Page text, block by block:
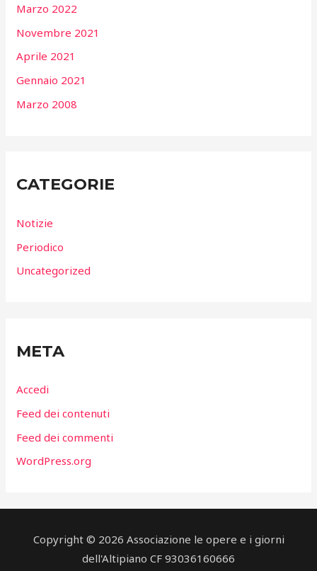
Marzo 2022
Novembre 2021
Aprile 2021
Gennaio 2021
Marzo 2008
CATEGORIE
Notizie
Periodico
Uncategorized
META
Accedi
Feed dei contenuti
Feed dei commenti
WordPress.org
Copyright © 2026 Associazione le opere e i giorni
dell'Altipiano CF 93036160666